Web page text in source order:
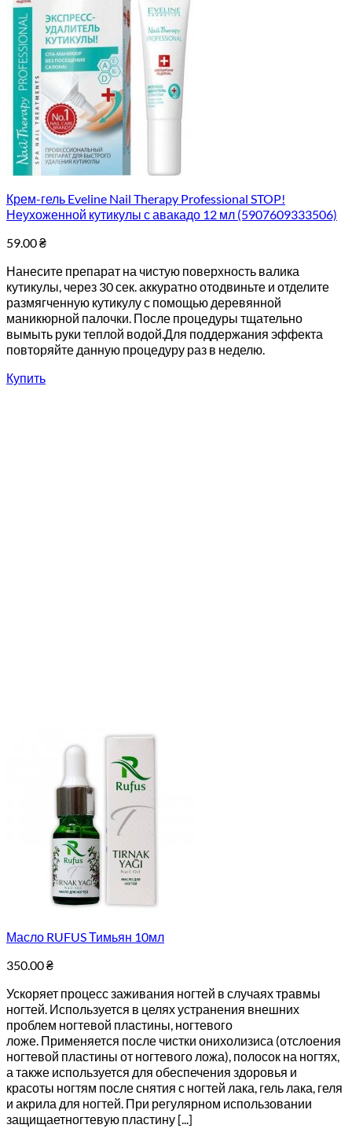
Крем-гель Eveline Nail Therapy Professional STOP!
Неухоженной кутикулы с авакадо 12 мл (5907609333506)
59.00₴
Нанесите препарат на чистую поверхность валика
кутикулы, через 30 сек. аккуратно отодвиньте и отделите
размягченную кутикулу с помощью деревянной
маникюрной палочки. После процедуры тщательно
вымыть руки теплой водой.Для поддержания эффекта
повторяйте данную процедуру раз в неделю.
Купить
Масло RUFUS Тимьян 10мл
350.00₴
Ускоряет процесс заживания ногтей в случаях травмы
ногтей. Используется в целях устранения внешних
проблем ногтевой пластины, ногтевого
ложе. Применяется после чистки онихолизиса (отслоения
ногтевой пластины от ногтевого ложа), полосок на ногтях,
а также используется для обеспечения здоровья и
красоты ногтям после снятия с ногтей лака, гель лака, геля
и акрила для ногтей. При регулярном использовании
защищаетногтевую пластину [...]